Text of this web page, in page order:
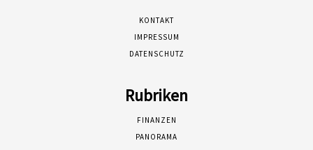
KONTAKT
IMPRESSUM
DATENSCHUTZ
Rubriken
FINANZEN
PANORAMA